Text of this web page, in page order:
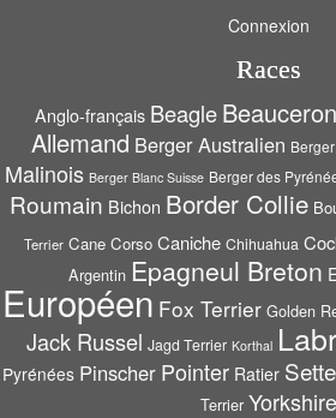
Connexion
Races
Anglo-français BeagleBeauceron
Allemand Berger Australien
Malinois Berger Blanc Suisse Berger des
Roumain Bichon Border Collie
Terrier Cane Corso Caniche Chihuahua
Argentin Epagneul Breton
Européen Fox Terrier Golden
Jack Russel Jagd Terrier Korthal
Pyrénées Pinscher Pointer Ratier
Terrier Yorkshire